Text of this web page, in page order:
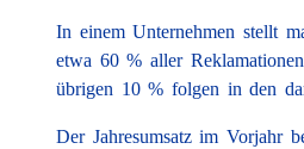
In einem Unternehmen stellt
etwa 60 % aller
übrigen 10 % folgen in den
Der Jahresumsatz im Vorjahr